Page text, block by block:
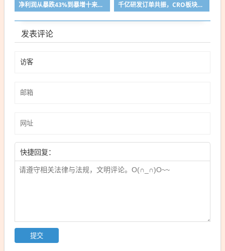
净利润从暴跌43%到暴增十来倍，富瀚微做对了什么？ 千亿研发订单共振，CRO板块集体涨停
发表评论
快捷回复：